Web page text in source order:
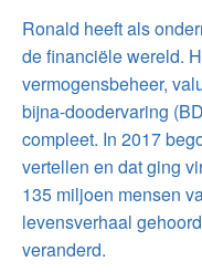
Ronald heeft als
de financiële wereld.
vermogensbeheer,
bijna-doodervaring
compleet. In 2017
vertellen en dat ging
135 miljoen mensen
levensverhaal
veranderd.